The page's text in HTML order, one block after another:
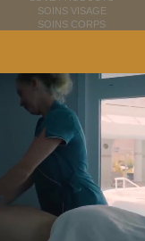
SOINS VISAGE
SOINS CORPS
SOLAIRES
NUTRITION / INFUSIONS
OUTLET
DÉCOUVRIR EN IMAGES
NEWSLETTERS
8 BONNES RAISONS DE VENIR
MON COMPTE
MON PANIER